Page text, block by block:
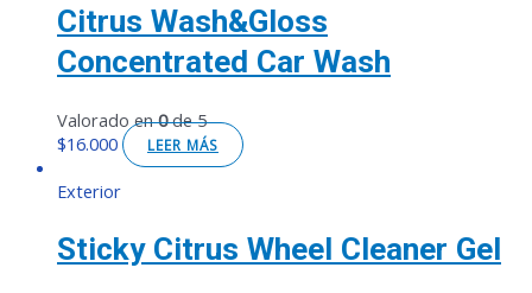
Citrus Wash&Gloss
Concentrated Car Wash
Valorado en0de 5
$16.000 LEER MÁS
Exterior
Sticky Citrus Wheel Cleaner Gel